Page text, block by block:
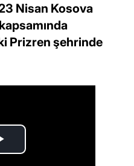
Nisan Kosova
Prizren şehrinde